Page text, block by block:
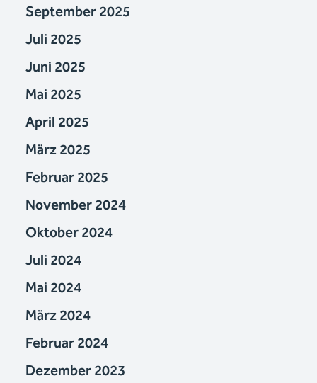
September 2025
Juli 2025
Juni 2025
Mai 2025
April 2025
März 2025
Februar 2025
November 2024
Oktober 2024
Juli 2024
Mai 2024
März 2024
Februar 2024
Dezember 2023